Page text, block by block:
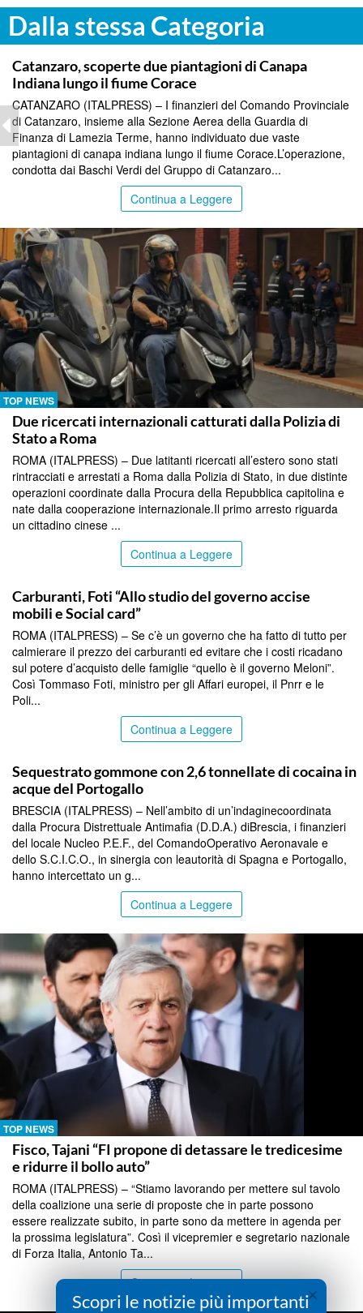
Dalla stessa Categoria
TOP NEWS
Catanzaro, scoperte due piantagioni di Canapa
Indiana lungo il fiume Corace
CATANZARO (ITALPRESS) – I finanzieri del Comando Provinciale
di Catanzaro, insieme alla Sezione Aerea della Guardia di
Finanza di Lamezia Terme, hanno individuato due vaste
piantagioni di canapa indiana lungo il fiume Corace.L’operazione,
condotta dai Baschi Verdi del Gruppo di Catanzaro...
Continua a Leggere
TOP NEWS
Due ricercati internazionali catturati dalla Polizia di
Stato a Roma
ROMA (ITALPRESS) – Due latitanti ricercati all’estero sono stati
rintracciati e arrestati a Roma dalla Polizia di Stato, in due distinte
operazioni coordinate dalla Procura della Repubblica capitolina e
nate dalla cooperazione internazionale.Il primo arresto riguarda
un cittadino cinese ...
Continua a Leggere
Carburanti, Foti “Allo studio del governo accise
mobili e Social card”
ROMA (ITALPRESS) – Se c’è un governo che ha fatto di tutto per
calmierare il prezzo dei carburanti ed evitare che i costi ricadano
sul potere d’acquisto delle famiglie “quello è il governo Meloni”.
Così Tommaso Foti, ministro per gli Affari europei, il Pnrr e le
Poli...
Continua a Leggere
Sequestrato gommone con 2,6 tonnellate di cocaina in
acque del Portogallo
BRESCIA (ITALPRESS) – Nell’ambito di un’indaginecoordinata
dalla Procura Distrettuale Antimafia (D.D.A.) diBrescia, i finanzieri
del locale Nucleo P.E.F., del ComandoOperativo Aeronavale e
dello S.C.I.C.O., in sinergia con leautorità di Spagna e Portogallo,
hanno intercettato un g...
Continua a Leggere
TOP NEWS
Fisco, Tajani “FI propone di detassare le tredicesime
e ridurre il bollo auto”
ROMA (ITALPRESS) – “Stiamo lavorando per mettere sul tavolo
della coalizione una serie di proposte che in parte possono
essere realizzate subito, in parte sono da mettere in agenda per
la prossima legislatura”. Così il vicepremier e segretario nazionale
di Forza Italia, Antonio Ta...
Continua a Leggere
×
Scopri le notizie più importanti